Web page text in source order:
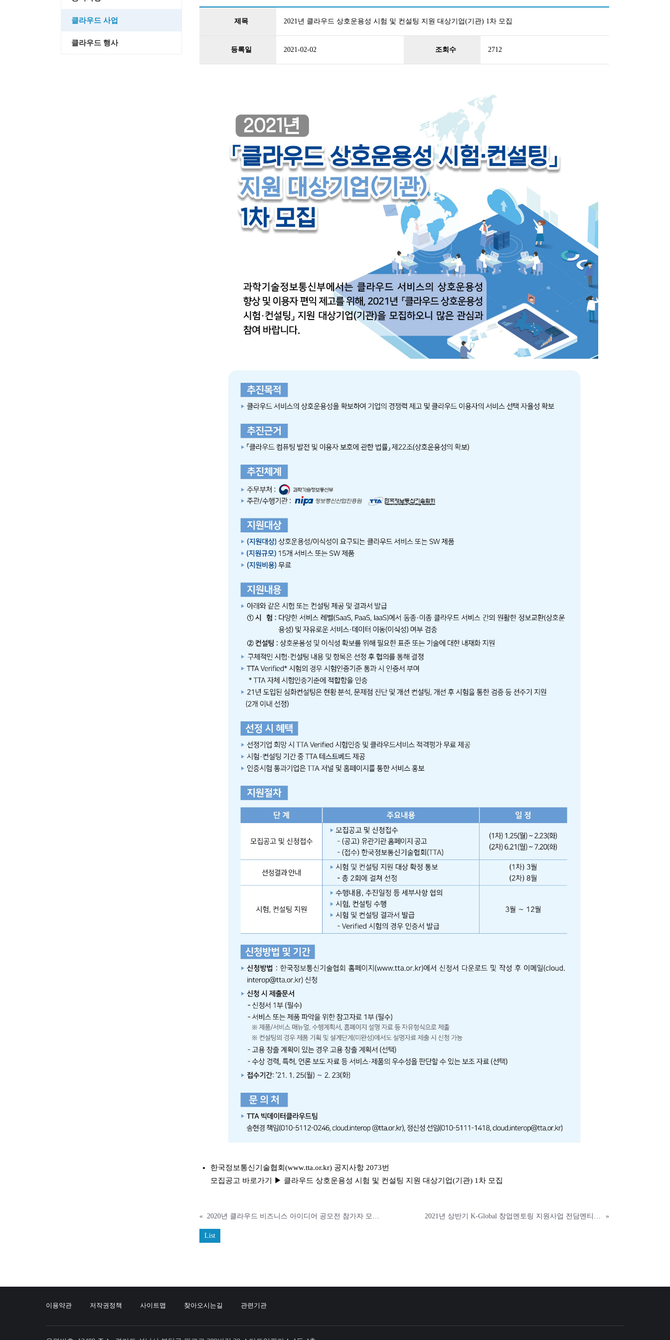
제목 2021년 클라우드 상호운용성 시험 및 컨설팅 지원 대상기업(기관) 1차 모집
등록일 2021-02-02 조회수 2712
한국정보통신기술협회(www.tta.or.kr) 공지사항 2073번
모집공고 바로가기 ▶ 클라우드 상호운용성 시험 및 컨설팅 지원 대상기업(기관) 1차 모집
« »
List
클라우드 사업
클라우드 행사
이용약관 저작권정책 사이트맵 찾아오시는길 관련기관